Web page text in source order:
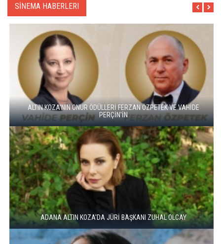
SİNEMA HABERLERI
ALTIN KOZA'NIN ONUR ÖDÜLLERİ FERZAN ÖZPETEK VE VAHİDE
PERÇİN'İN
ADANA ALTIN KOZA'DA JÜRİ BAŞKANI ZUHAL OLCAY